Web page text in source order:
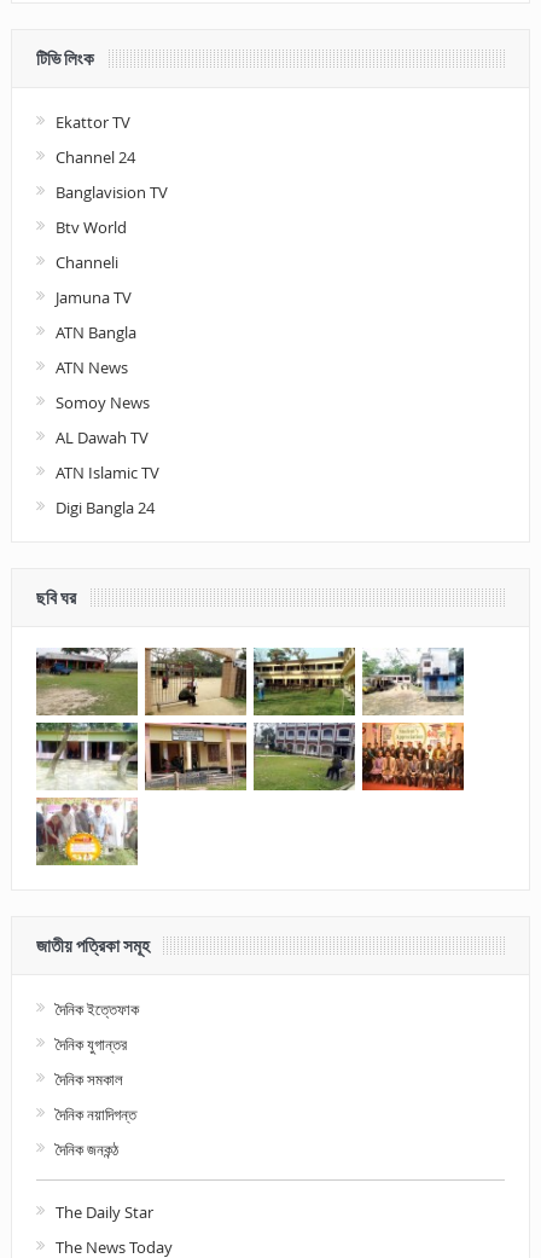
টিভি লিংক
Ekattor TV
Channel 24
Banglavision TV
Btv World
Channeli
Jamuna TV
ATN Bangla
ATN News
Somoy News
AL Dawah TV
ATN Islamic TV
Digi Bangla 24
ছবি ঘর
জাতীয় পত্রিকা সমূহ
দৈনিক ইত্তেফাক
দৈনিক যুগান্তর
দৈনিক সমকাল
দৈনিক নয়াদিগন্ত
দৈনিক জনকন্ঠ
The Daily Star
The News Today